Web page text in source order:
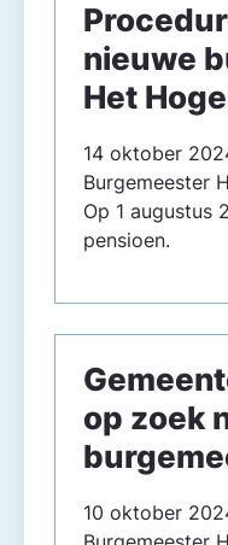
nieuwe
Het
14 oktober
Burgemeester
Op 1 augustus
pensioen.
op zoek
10 oktober